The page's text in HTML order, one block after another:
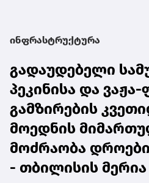
ინფრასტრუქტურა
გადაუდებელი
პეკინისა და
გამზირების
მოედნის
მოძრაობა
- თბილისის მერია